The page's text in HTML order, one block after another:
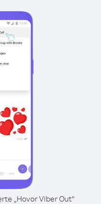
„Hovor Viber Out“